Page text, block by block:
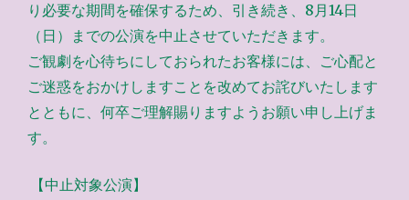
り必要な期間を確保するため、引き続き、8月14日
（日）までの公演を中止させていただきます。
ご観劇を心待ちにしておられたお客様には、ご心配と
ご迷惑をおかけしますことを改めてお詫びいたします
とともに、何卒ご理解賜りますようお願い申し上げま
す。
【中止対象公演】